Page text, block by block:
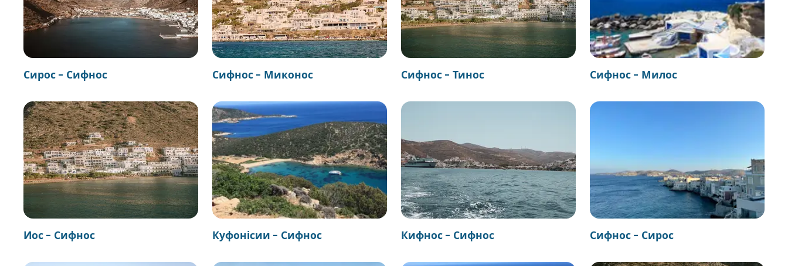
Сирос - Сифнос Сифнос - Миконос Сифнос - Тинос Сифнос - Милос
Иос - Сифнос Куфонісии - Сифнос Кифнос - Сифнос Сифнос - Сирос